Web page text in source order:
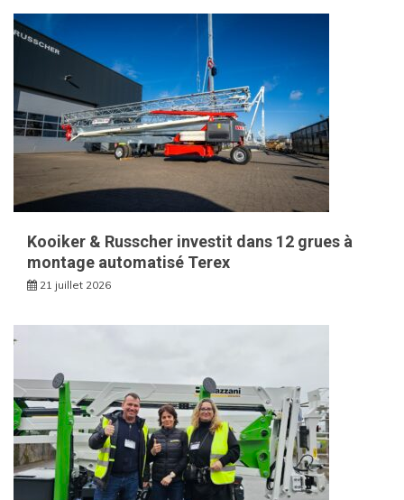
Kooiker & Russcher investit dans 12 grues à
montage automatisé Terex
21 juillet 2026